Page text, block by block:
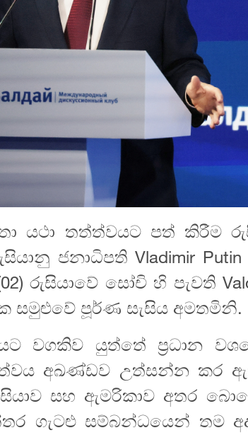
යථා තත්ත්වයට පත් කිරීම
ජනාධිපති Vladimir
රුසියාවේ සෝචි හි පැවති
සමුළුවේ පූර්ණ සැසිය අමතමිනි.
වගකිව යුත්තේ ප්‍රධාන
අඛණ්ඩව උත්සන්න කර
සහ ඇමරිකාව අතර
ගැටළු සම්බන්ධයෙන් තම